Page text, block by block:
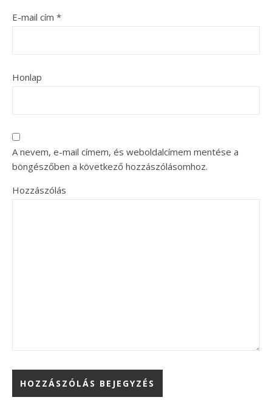
E-mail cím *
Honlap
A nevem, e-mail címem, és weboldalcímem mentése a
böngészőben a következő hozzászólásomhoz.
Hozzászólás